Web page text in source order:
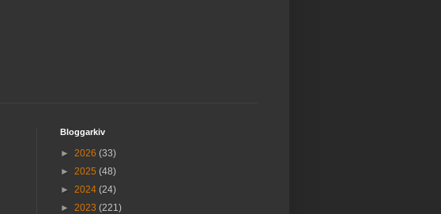
Bloggarkiv
► 2026 (33)
► 2025 (48)
► 2024 (24)
► 2023 (221)